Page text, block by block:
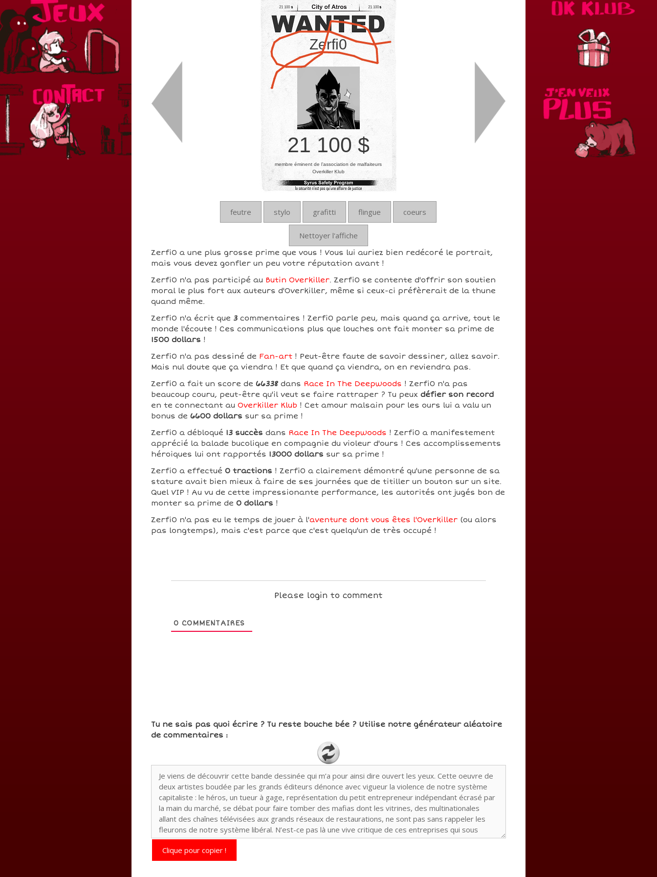
21 100
Zerfi0
21 100
21 100 $
membre éminent de l’association de malfaiteurs
Overkiller Klub
feutre stylo grafitti flingue coeurs
Nettoyer l'affiche
Zerfi0 a une plus grosse prime que vous ! Vous lui auriez bien redécoré le portrait,
mais vous devez gonfler un peu votre réputation avant !
Zerfi0 n'a pas participé au Butin Overkiller. Zerfi0 se contente d'offrir son soutien
moral le plus fort aux auteurs d'Overkiller, même si ceux-ci préfèrerait de la thune
quand même.
Zerfi0 n'a écrit que 3commentaires ! Zerfi0 parle peu, mais quand ça arrive, tout le
monde l'écoute ! Ces communications plus que louches ont fait monter sa prime de
1500 dollars !
Zerfi0 n'a pas dessiné de Fan-art! Peut-être faute de savoir dessiner, allez savoir.
Mais nul doute que ça viendra ! Et que quand ça viendra, on en reviendra pas.
Zerfi0 a fait un score de 66338dans Race In The Deepwoods ! Zerfi0 n'a pas
beaucoup couru, peut-être qu'il veut se faire rattraper ? Tu peux défier son record
en te connectant au Overkiller Klub ! Cet amour malsain pour les ours lui a valu un
bonus de 6600 dollars sur sa prime !
Zerfi0 a débloqué 13 succès dans Race In The Deepwoods ! Zerfi0 a manifestement
apprécié la balade bucolique en compagnie du violeur d'ours ! Ces accomplissements
héroiques lui ont rapportés 13000 dollars sur sa prime !
Zerfi0 a effectué 0 tractions ! Zerfi0 a clairement démontré qu'une personne de sa
stature avait bien mieux à faire de ses journées que de titiller un bouton sur un site.
Quel VIP ! Au vu de cette impressionante performance, les autorités ont jugés bon de
monter sa prime de 0 dollars !
Zerfi0 n'a pas eu le temps de jouer à l'aventure dont vous êtes l'Overkiller(ou alors
pas longtemps), mais c'est parce que c'est quelqu'un de très occupé !
Please login to comment
0 COMMENTAIRES
Tu ne sais pas quoi écrire ? Tu reste bouche bée ? Utilise notre générateur aléatoire
de commentaires :
Clique pour copier !